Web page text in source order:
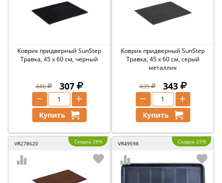
Коврик придверный SunStep
Травка, 45 x 60 см, черный
446 307
+
−
Купить
Коврик придверный SunStep
Травка, 45 x 60 см, серый
металлик
435 343
+
−
Купить
VR278620 Скидка 38% VR49598 Скидка 25%